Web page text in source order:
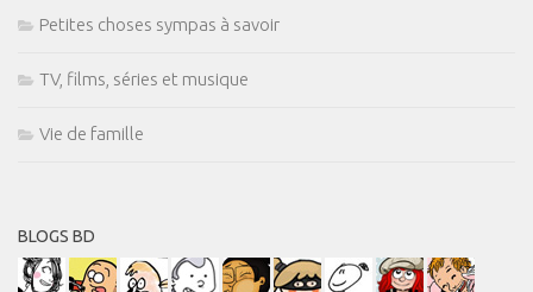
Petites choses sympas à savoir
TV, films, séries et musique
Vie de famille
BLOGS BD